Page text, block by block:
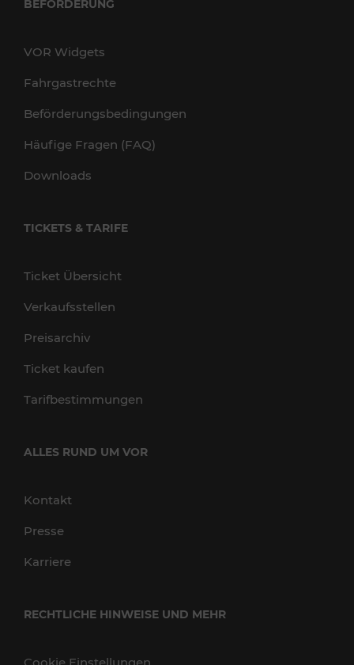
BEFÖRDERUNG
VOR Widgets
Fahrgastrechte
Beförderungsbedingungen
Häufige Fragen (FAQ)
Downloads
TICKETS & TARIFE
Ticket Übersicht
Verkaufsstellen
Preisarchiv
Ticket kaufen
Tarifbestimmungen
ALLES RUND UM VOR
Kontakt
Presse
Karriere
RECHTLICHE HINWEISE UND MEHR